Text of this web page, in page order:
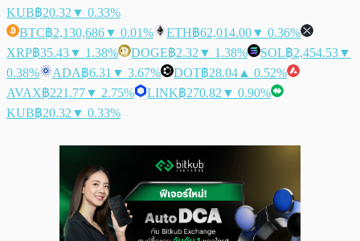
KUB฿20.32 ▼ 0.33%
BTC฿2,130,686▼ 0.01% ETH฿62,014.00▼ 0.36%
XRP฿35.43▼ 1.38% DOGE฿2.32 ▼ 1.38% SOL฿2,454.53▼
0.38%
ADA฿6.31 ▼ 3.67% DOT฿28.04 ▲ 0.52%
AVAX฿221.77▼ 2.75% LINK฿270.82 ▼ 0.90%
KUB฿20.32 ▼ 0.33%